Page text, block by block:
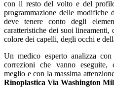
con il resto del volto e del
programmazione delle modifiche
deve tenere conto degli
caratteristiche dei suoi
colore dei capelli, degli occhi e
Un medico esperto analizza
correzioni che vanno eseguite,
meglio e con la massima
Rinoplastica Via Washington